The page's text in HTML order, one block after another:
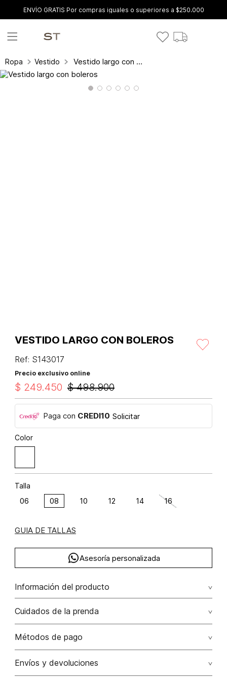
ENVÍO GRATIS Por compras iguales o superiores a $250.000
Ropa Vestidos Vestido largo con boleros
VESTIDO LARGO CON BOLEROS
Ref: S143017
Precio exclusivo online
$ 498.900
$ 249.450
Paga con CREDI10 Solicitar
Color
Talla
06 08 10 12 14 16
GUIA DE TALLAS
Asesoría personalizada
Información del producto
M17-puerto de niza poliéster 100% 100.00% poliéster/polyester
Cuidados de la prenda
No dejar en remojo /lavar por separado / no utilizar
No usar lejia
Métodos de pago
Tarjetas de crédito: Visa, Dinners, Master Card y American
Envíos y devoluciones